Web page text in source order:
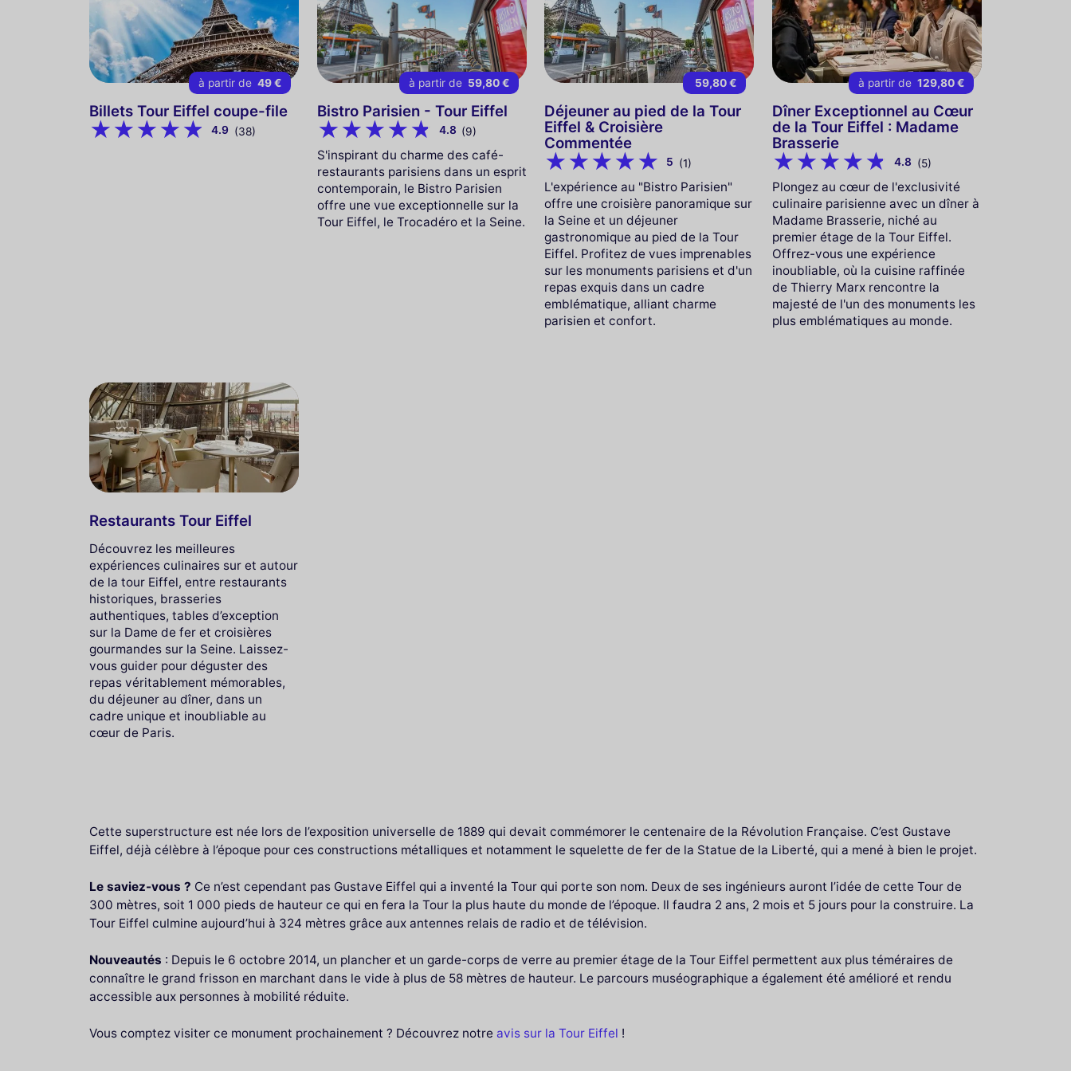
à partir de 49 €
Billets Tour Eiffel coupe-file
4.9 (38)
à partir de 59,80 €
Bistro Parisien - Tour Eiffel
4.8 (9)
S'inspirant du charme des café-
restaurants parisiens dans un esprit
contemporain, le Bistro Parisien
offre une vue exceptionnelle sur la
Tour Eiffel, le Trocadéro et la Seine.
59,80 €
Déjeuner au pied de la Tour
Eiffel & Croisière
Commentée
5 (1)
L'expérience au "Bistro Parisien"
offre une croisière panoramique sur
la Seine et un déjeuner
gastronomique au pied de la Tour
Eiffel. Profitez de vues imprenables
sur les monuments parisiens et d'un
repas exquis dans un cadre
emblématique, alliant charme
parisien et confort.
à partir de 129,80 €
Dîner Exceptionnel au Cœur
de la Tour Eiffel : Madame
Brasserie
4.8 (5)
Plongez au cœur de l'exclusivité
culinaire parisienne avec un dîner à
Madame Brasserie, niché au
premier étage de la Tour Eiffel.
Offrez-vous une expérience
inoubliable, où la cuisine raffinée
de Thierry Marx rencontre la
majesté de l'un des monuments les
plus emblématiques au monde.
Restaurants Tour Eiffel
Découvrez les meilleures
expériences culinaires sur et autour
de la tour Eiffel, entre restaurants
historiques, brasseries
authentiques, tables d’exception
sur la Dame de fer et croisières
gourmandes sur la Seine. Laissez-
vous guider pour déguster des
repas véritablement mémorables,
du déjeuner au dîner, dans un
cadre unique et inoubliable au
cœur de Paris.
Cette superstructure est née lors de l’exposition universelle de 1889 qui devait commémorer le centenaire de la Révolution Française. C’est Gustave
Eiffel, déjà célèbre à l’époque pour ces constructions métalliques et notamment le squelette de fer de la Statue de la Liberté, qui a mené à bien le projet.
Le saviez-vous ? Ce n’est cependant pas Gustave Eiffel qui a inventé la Tour qui porte son nom. Deux de ses ingénieurs auront l’idée de cette Tour de
300 mètres, soit 1 000 pieds de hauteur ce qui en fera la Tour la plus haute du monde de l’époque. Il faudra 2 ans, 2 mois et 5 jours pour la construire. La
Tour Eiffel culmine aujourd’hui à 324 mètres grâce aux antennes relais de radio et de télévision.
Nouveautés : Depuis le 6 octobre 2014, un plancher et un garde-corps de verre au premier étage de la Tour Eiffel permettent aux plus téméraires de
connaître le grand frisson en marchant dans le vide à plus de 58 mètres de hauteur. Le parcours muséographique a également été amélioré et rendu
accessible aux personnes à mobilité réduite.
Vous comptez visiter ce monument prochainement ? Découvrez notre avis sur la Tour Eiffel !